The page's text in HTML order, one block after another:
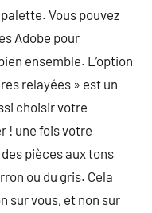
Vous pouvez
Adobe pour
ensemble. L’option
relayées » est un
choisir votre
! une fois votre
pièces aux tons
ou du gris. Cela
sur vous, et non sur